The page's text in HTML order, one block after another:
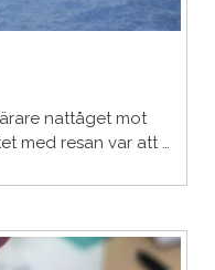
nattåget mot
med resan var att …